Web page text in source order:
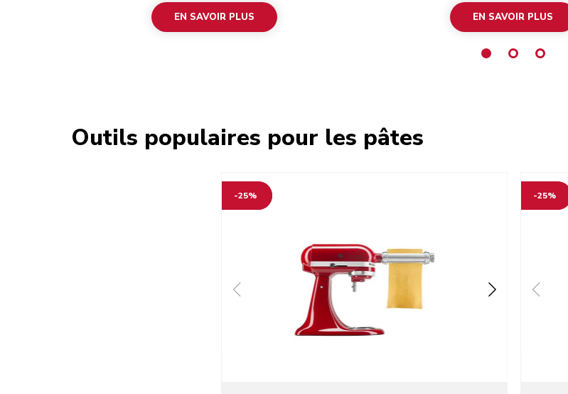
EN SAVOIR PLUS EN SAVOIR PLUS
Outils populaires pour les pâtes
-25% -25%